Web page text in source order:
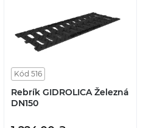
Kód 516
Rebrík GIDROLICA Železná
DN150